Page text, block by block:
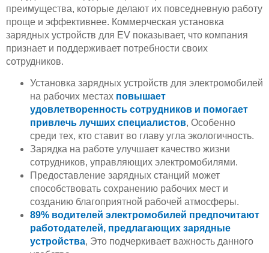
преимущества, которые делают их повседневную работу
проще и эффективнее. Коммерческая установка
зарядных устройств для EV показывает, что компания
признает и поддерживает потребности своих
сотрудников.
Установка зарядных устройств для электромобилей
на рабочих местах повышает
удовлетворенность сотрудников и помогает
привлечь лучших специалистов, Особенно
среди тех, кто ставит во главу угла экологичность.
Зарядка на работе улучшает качество жизни
сотрудников, управляющих электромобилями.
Предоставление зарядных станций может
способствовать сохранению рабочих мест и
созданию благоприятной рабочей атмосферы.
89% водителей электромобилей предпочитают
работодателей, предлагающих зарядные
устройства, Это подчеркивает важность данного